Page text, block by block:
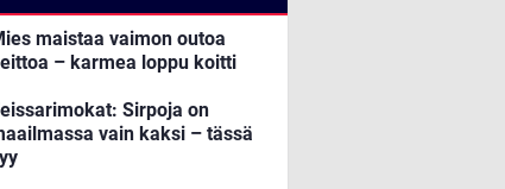
maistaa vaimon outoa
– karmea loppu koitti
Sirpoja on
vain kaksi – tässä